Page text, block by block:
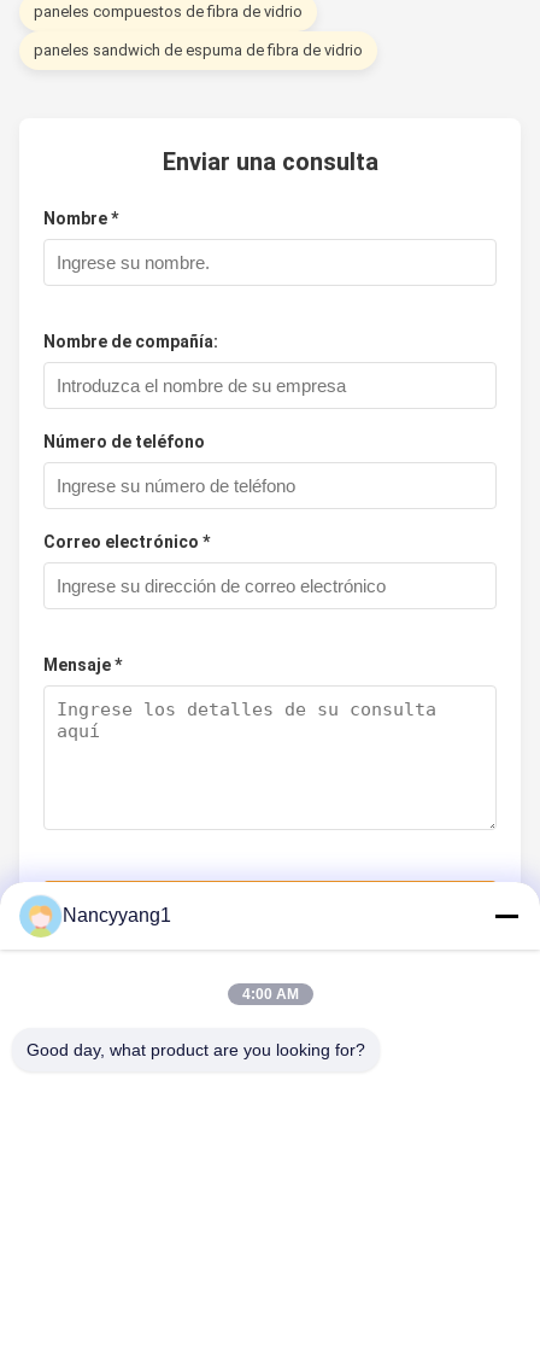
paneles compuestos de fibra de vidrio
paneles sandwich de espuma de fibra de vidrio
Enviar una consulta
Nombre *
Nombre de compañía:
Número de teléfono
Correo electrónico *
Mensaje *
Nancyyang1
4:00 AM
Good day, what product are you looking for?